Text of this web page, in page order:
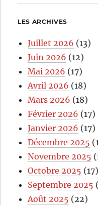
LES ARCHIVES
Juillet 2026 (13)
Juin 2026 (12)
Mai 2026 (17)
Avril 2026 (18)
Mars 2026 (18)
Février 2026 (17)
Janvier 2026 (17)
Décembre 2025
Novembre 2025
Octobre 2025 (17)
Septembre 2025
Août 2025 (22)